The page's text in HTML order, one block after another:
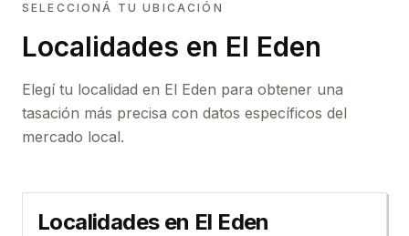
SELECCIONÁ TU UBICACIÓN
Localidades en El Eden
Elegí tu localidad en El Eden para obtener una
tasación más precisa con datos específicos del
mercado local.
Localidades en El Eden